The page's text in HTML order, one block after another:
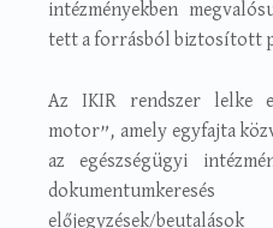
intézményekben
tett a forrásból biztosított
Az IKIR rendszer lelke
motor”, amely egyfajta
az egészségügyi
előjegyzések/